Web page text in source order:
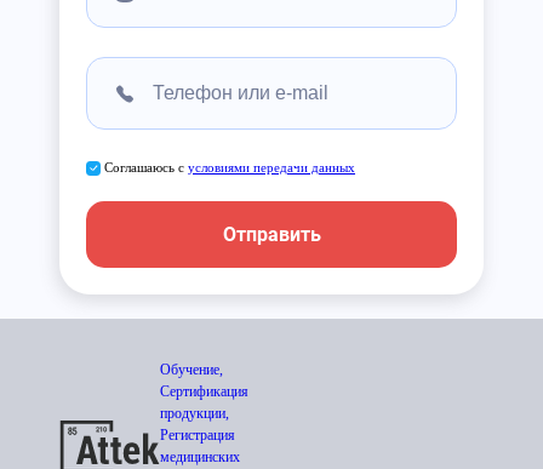
Соглашаюсь с условиями передачи данных
Отправить
Обучение,
Сертификация
продукции,
Регистрация
медицинских